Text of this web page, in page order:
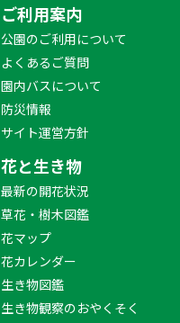
ご利用案内
公園のご利用について
よくあるご質問
園内バスについて
防災情報
サイト運営方針
花と生き物
最新の開花状況
草花・樹木図鑑
花マップ
花カレンダー
生き物図鑑
生き物観察のおやくそく